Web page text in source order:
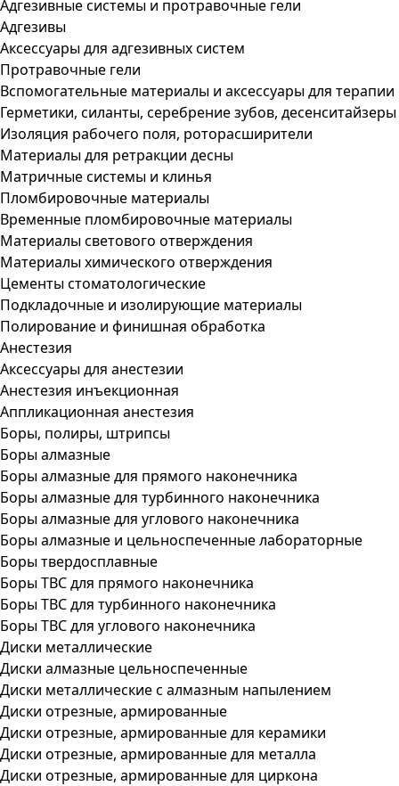
Адгезивные системы и протравочные гели
Адгезивы
Аксессуары для адгезивных систем
Протравочные гели
Вспомогательные материалы и аксессуары для терапии
Герметики, силанты, серебрение зубов, десенситайзеры
Изоляция рабочего поля, роторасширители
Материалы для ретракции десны
Матричные системы и клинья
Пломбировочные материалы
Временные пломбировочные материалы
Материалы светового отверждения
Материалы химического отверждения
Цементы стоматологические
Подкладочные и изолирующие материалы
Полирование и финишная обработка
Анестезия
Аксессуары для анестезии
Анестезия инъекционная
Аппликационная анестезия
Боры, полиры, штрипсы
Боры алмазные
Боры алмазные для прямого наконечника
Боры алмазные для турбинного наконечника
Боры алмазные для углового наконечника
Боры алмазные и цельноспеченные лабораторные
Боры твердосплавные
Боры ТВС для прямого наконечника
Боры ТВС для турбинного наконечника
Боры ТВС для углового наконечника
Диски металлические
Диски алмазные цельноспеченные
Диски металлические с алмазным напылением
Диски отрезные, армированные
Диски отрезные, армированные для керамики
Диски отрезные, армированные для металла
Диски отрезные, армированные для циркона